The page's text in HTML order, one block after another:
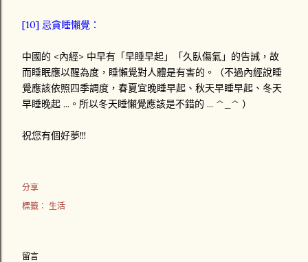
[10] 忌貪睡懶覺：
中國的 <內經> 中早有「早睡早起」「久臥傷氣」的告誡，故
而睡眠應以醒為度，睡懶覺對人體是有害的。（不過內經說睡
覺應該依照四季調度，春夏宜晚睡早起、秋天早睡早起、冬天
早睡晚起 ...。所以冬天睡懶覺應該是不錯的 ... ^_^ ）
祝您有個好夢!!!
分享
標籤： 生活
留言